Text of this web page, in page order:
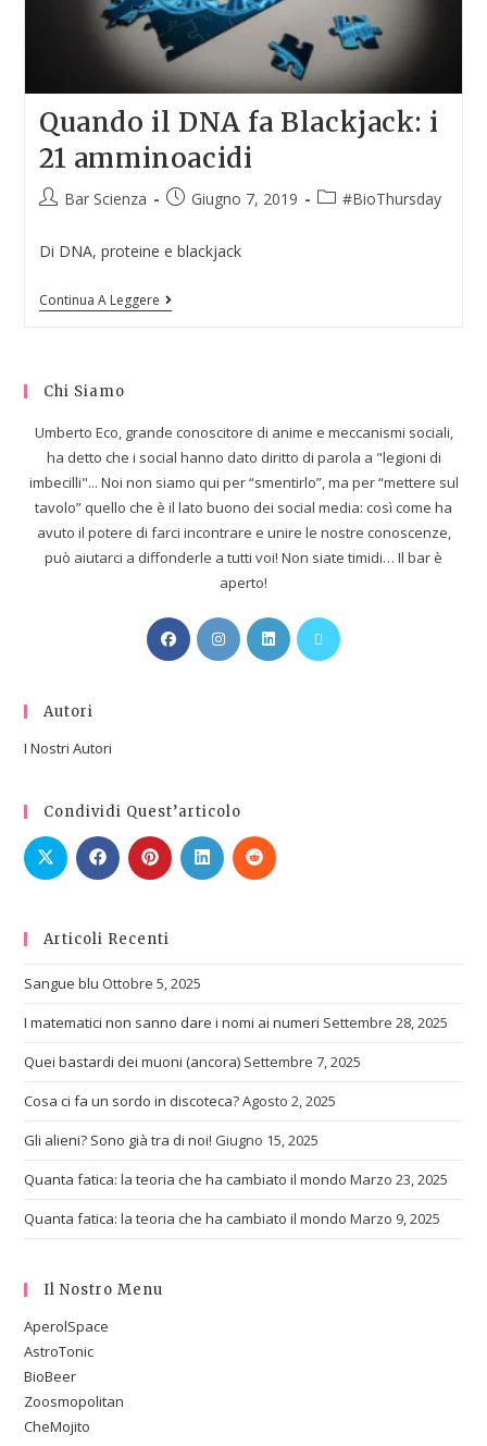
Quando il DNA fa Blackjack: i
21 amminoacidi
Bar Scienza Giugno 7, 2019 #BioThursday
Di DNA, proteine e blackjack
Continua A Leggere
Chi Siamo
Umberto Eco, grande conoscitore di anime e meccanismi sociali,
ha detto che i social hanno dato diritto di parola a "legioni di
imbecilli"... Noi non siamo qui per “smentirlo”, ma per “mettere sul
tavolo” quello che è il lato buono dei social media: così come ha
avuto il potere di farci incontrare e unire le nostre conoscenze,
può aiutarci a diffonderle a tutti voi! Non siate timidi… Il bar è
aperto!
Autori
I Nostri Autori
Condividi Quest’articolo
Articoli Recenti
Sangue blu Ottobre 5, 2025
I matematici non sanno dare i nomi ai numeri Settembre 28, 2025
Quei bastardi dei muoni (ancora) Settembre 7, 2025
Cosa ci fa un sordo in discoteca?Agosto 2, 2025
Gli alieni? Sono già tra di noi! Giugno 15, 2025
Quanta fatica: la teoria che ha cambiato il mondo Marzo 23, 2025
Quanta fatica: la teoria che ha cambiato il mondo Marzo 9, 2025
Il Nostro Menu
AperolSpace
AstroTonic
BioBeer
Zoosmopolitan
CheMojito